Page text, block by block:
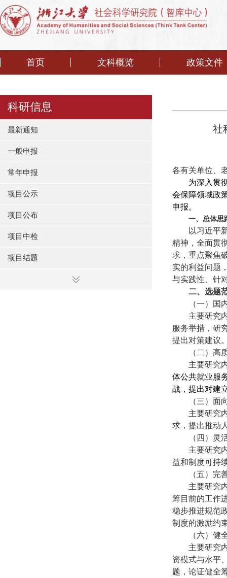
首页 文科概览 政策文件
科研信息
最新通知
一般申报
常年申报
项目公示
项目公布
项目中检
项目结题
社
各有关单位、
为深入贯
会保障领域政
申报。
一、总体思
以习近平
精神，全面贯
求，重点聚焦
实的利益问题
与实践性、针
二、选题
（一）
国
主要研究
服务举措，研
提出对策建议
（二）高
主要研究
体公共就业服
战，提出对建
（三）面
主要研究
求，提出推动
（四）灵
主要研究
益和制度可持
（五）完
主要研究
筹目前的工作
稳步推进规范
制度的激励约
（六）健
主要研究
资模式与水平
题，论证健全